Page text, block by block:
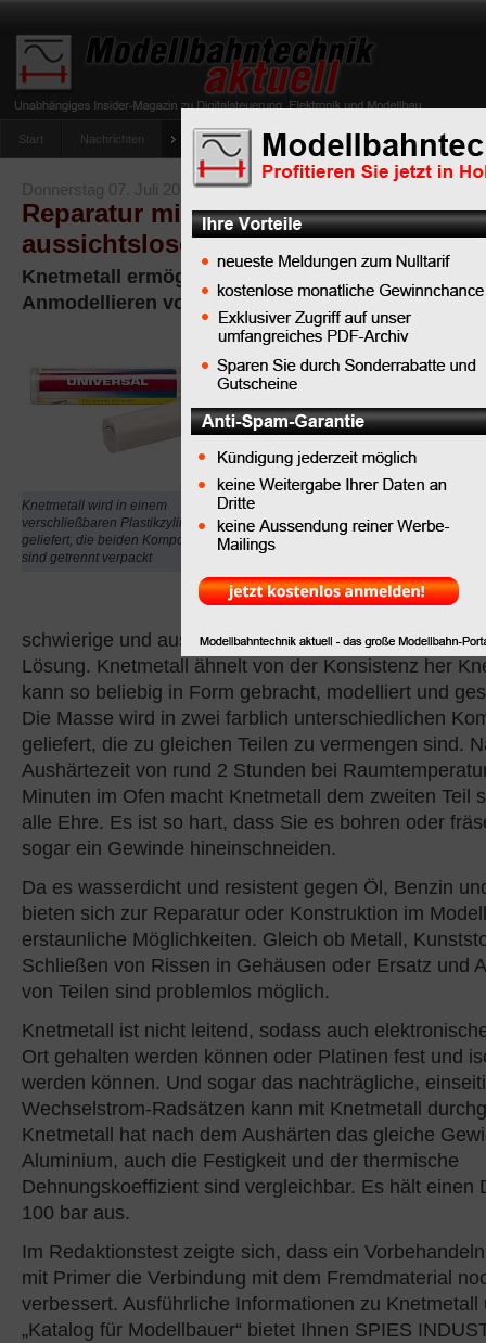
Start Nachrichten Tipps Newsletter Archiv Magazin
umfrage-viessmann-multiprotokoll-lichtdecoder
Donnerstag 07. Juli 2022
Reparatur mit Zaubermittel - so
aussichtslose Fälle mittels
Knetmetall ermöglicht das Schließen von
Anmodellieren von Fehlteilen
Knetmetall wird in einem
verschließbaren Plastikzylinder
geliefert, die beiden Komponenten
sind getrennt verpackt
Es gibt
insbesondere
an
Triebfahrzeugen, die
machen“, nicht selten
Beschädigungen.
Löcher am Gehäuse,
Mittel.
Weitgehend
schwierige und aussichtlose Fälle mit „Knetmetall“
Lösung. Knetmetall ähnelt von der Konsistenz her
kann so beliebig in Form gebracht, modelliert und
Die Masse wird in zwei farblich unterschiedlichen
geliefert, die zu gleichen Teilen zu vermengen sind.
Aushärtezeit von rund 2 Stunden bei
Minuten im Ofen macht Knetmetall dem zweiten Teil
alle Ehre. Es ist so hart, dass Sie es bohren oder
sogar ein Gewinde hineinschneiden.
Da es wasserdicht und resistent gegen Öl, Benzin
bieten sich zur Reparatur oder Konstruktion im
erstaunliche Möglichkeiten. Gleich ob Metall,
Schließen von Rissen in Gehäusen oder Ersatz und
von Teilen sind problemlos möglich.
Knetmetall ist nicht leitend, sodass auch
Ort gehalten werden können oder Platinen fest und
werden können. Und sogar das nachträgliche,
Wechselstrom-Radsätzen kann mit Knetmetall
Knetmetall hat nach dem Aushärten das gleiche
Aluminium, auch die Festigkeit und der thermische
Dehnungskoeffizient sind vergleichbar. Es hält einen
100 bar aus.
Im Redaktionstest zeigte sich, dass ein
mit Primer die Verbindung mit dem Fremdmaterial
verbessert. Ausführliche Informationen zu Knetmetall
„Katalog für Modellbauer“ bietet Ihnen SPIES